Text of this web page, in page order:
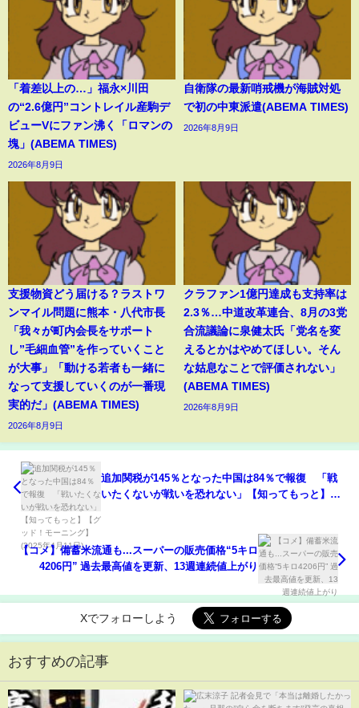
「着差以上の…」福永×川田
の“2.6億円”コントレイル産駒デ
ビューVにファン沸く「ロマンの
塊」(ABEMA TIMES)
2026年8月9日
自衛隊の最新哨戒機が海賊対処
で初の中東派遣(ABEMA TIMES)
2026年8月9日
支援物資どう届ける？ラストワ
ンマイル問題に熊本・八代市長
「我々が町内会長をサポート
し”毛細血管”を作っていくこと
が大事」「動ける若者も一緒に
なって支援していくのが一番現
実的だ」(ABEMA TIMES)
2026年8月9日
クラファン1億円達成も支持率は
2.3％…中道改革連合、8月の3党
合流議論に泉健太氏「党名を変
えるとかはやめてほしい。そん
な姑息なことで評価されない」
(ABEMA TIMES)
2026年8月9日
追加関税が145％となった中国は84％で報復 「戦
いたくないが戦いを恐れない」【知ってもっと】
【コメ】備蓄米流通も...スーパーの販売価格“5キロ
4206円” 過去最高値を更新、13週連続値上がり
Xでフォローしよう
おすすめの記事